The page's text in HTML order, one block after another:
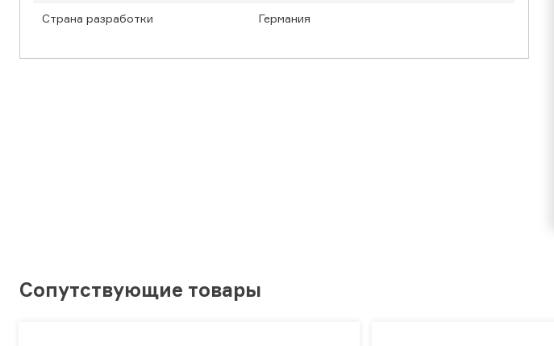
Страна разработки Германия
Сопутствующие товары